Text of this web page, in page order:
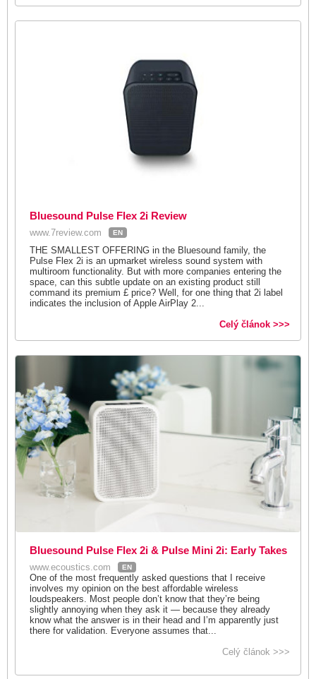
Bluesound Pulse Flex 2i Review
www.7review.com EN
THE SMALLEST OFFERING in the Bluesound family, the
Pulse Flex 2i is an upmarket wireless sound system with
multiroom functionality. But with more companies entering the
space, can this subtle update on an existing product still
command its premium £ price? Well, for one thing that 2i label
indicates the inclusion of Apple AirPlay 2...
Celý článok >>>
Bluesound Pulse Flex 2i & Pulse Mini 2i: Early Takes
www.ecoustics.com EN
One of the most frequently asked questions that I receive
involves my opinion on the best affordable wireless
loudspeakers. Most people don’t know that they’re being
slightly annoying when they ask it — because they already
know what the answer is in their head and I’m apparently just
there for validation. Everyone assumes that...
Celý článok >>>